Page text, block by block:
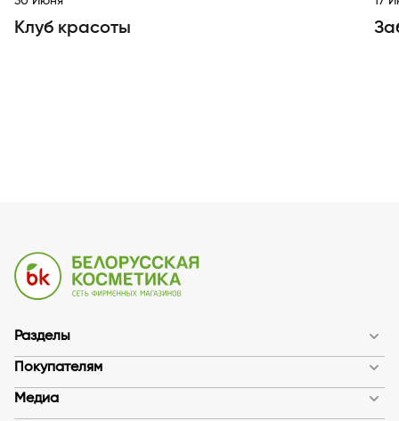
Клуб красоты
Разделы
Покупателям
Медиа